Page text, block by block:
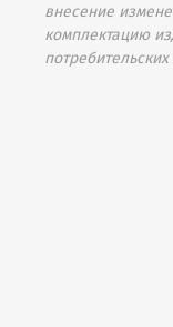
внесение
комплектацию